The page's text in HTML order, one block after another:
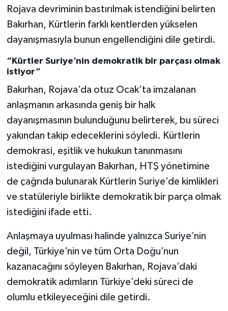
Rojava devriminin bastırılmak istendiğini belirten
Bakırhan, Kürtlerin farklı kentlerden yükselen
dayanışmasıyla bunun engellendiğini dile getirdi.
“Kürtler Suriye’nin demokratik bir parçası olmak
istiyor”
Bakırhan, Rojava’da otuz Ocak’ta imzalanan
anlaşmanın arkasında geniş bir halk
dayanışmasının bulunduğunu belirterek, bu süreci
yakından takip edeceklerini söyledi. Kürtlerin
demokrasi, eşitlik ve hukukun tanınmasını
istediğini vurgulayan Bakırhan, HTŞ yönetimine
de çağrıda bulunarak Kürtlerin Suriye’de kimlikleri
ve statüleriyle birlikte demokratik bir parça olmak
istediğini ifade etti.
Anlaşmaya uyulması halinde yalnızca Suriye’nin
değil, Türkiye’nin ve tüm Orta Doğu’nun
kazanacağını söyleyen Bakırhan, Rojava’daki
demokratik adımların Türkiye’deki süreci de
olumlu etkileyeceğini dile getirdi.